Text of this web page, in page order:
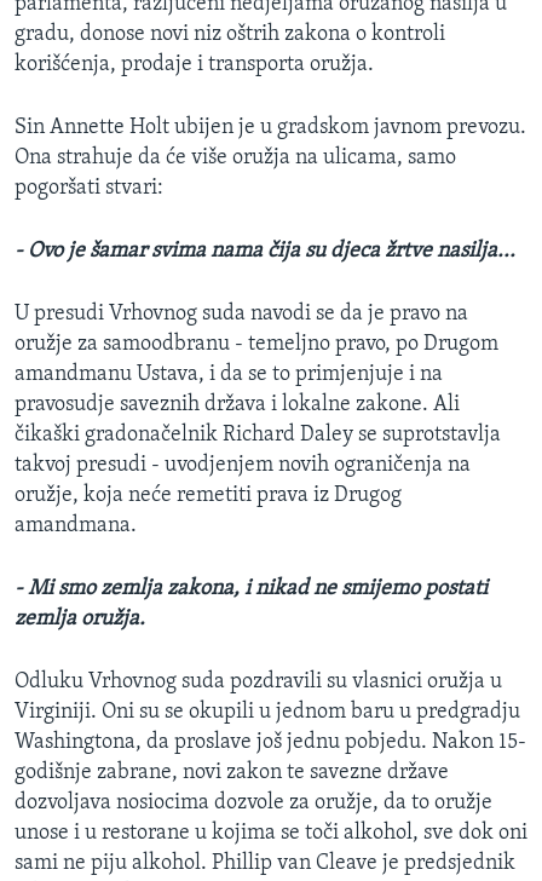
parlamenta, razljućeni nedjeljama oružanog nasilja u
gradu, donose novi niz oštrih zakona o kontroli
korišćenja, prodaje i transporta oružja.
Sin Annette Holt ubijen je u gradskom javnom prevozu.
Ona strahuje da će više oružja na ulicama, samo
pogoršati stvari:
- Ovo je šamar svima nama čija su djeca žrtve nasilja...
U presudi Vrhovnog suda navodi se da je pravo na
oružje za samoodbranu - temeljno pravo, po Drugom
amandmanu Ustava, i da se to primjenjuje i na
pravosudje saveznih država i lokalne zakone. Ali
čikaški gradonačelnik Richard Daley se suprotstavlja
takvoj presudi - uvodjenjem novih ograničenja na
oružje, koja neće remetiti prava iz Drugog
amandmana.
- Mi smo zemlja zakona, i nikad ne smijemo postati
zemlja oružja.
Odluku Vrhovnog suda pozdravili su vlasnici oružja u
Virginiji. Oni su se okupili u jednom baru u predgradju
Washingtona, da proslave još jednu pobjedu. Nakon 15-
godišnje zabrane, novi zakon te savezne države
dozvoljava nosiocima dozvole za oružje, da to oružje
unose i u restorane u kojima se toči alkohol, sve dok oni
sami ne piju alkohol. Phillip van Cleave je predsjednik